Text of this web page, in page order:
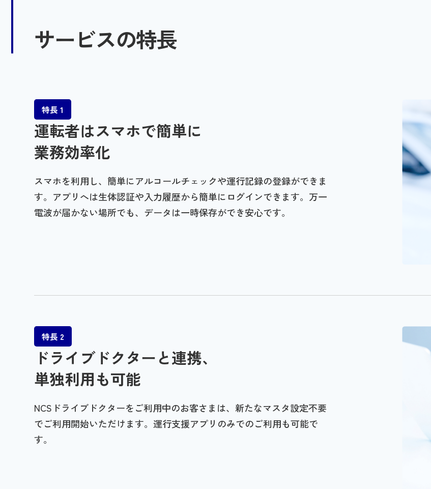
サービスの特長
特長 1
運転者はスマホで簡単に
業務効率化
スマホを利用し、簡単にアルコールチェックや運行記録の登録ができま
す。アプリへは生体認証や入力履歴から簡単にログインできます。万一
電波が届かない場所でも、データは一時保存ができ安心です。
特長 2
ドライブドクターと連携、
単独利用も可能
NCSドライブドクターをご利用中のお客さまは、新たなマスタ設定不要
でご利用開始いただけます。運行支援アプリのみでのご利用も可能で
す。